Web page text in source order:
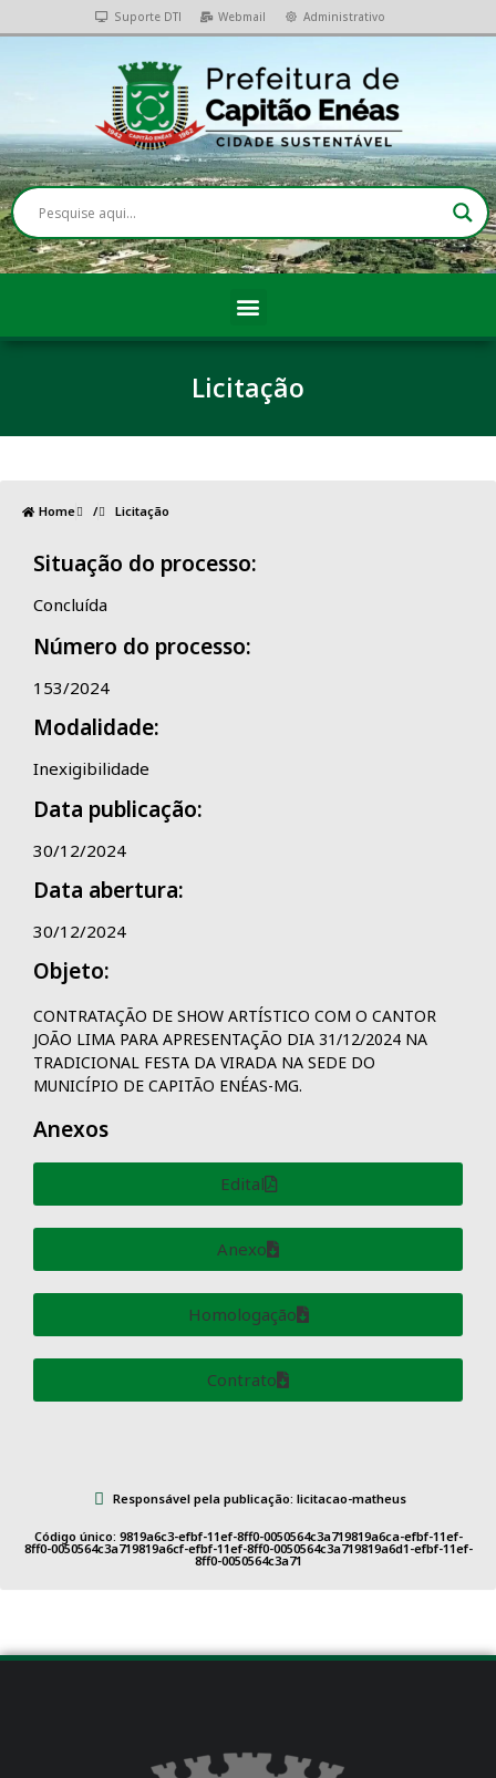
Suporte DTI Webmail Administrativo
Licitação
Home / Licitação
Situação do processo:
Concluída
Número do processo:
153/2024
Modalidade:
Inexigibilidade
Data publicação:
30/12/2024
Data abertura:
30/12/2024
Objeto:
CONTRATAÇÃO DE SHOW ARTÍSTICO COM O CANTOR
JOÃO LIMA PARA APRESENTAÇÃO DIA 31/12/2024 NA
TRADICIONAL FESTA DA VIRADA NA SEDE DO
MUNICÍPIO DE CAPITÃO ENÉAS-MG.
Anexos
Edital
Anexo
Homologação
Contrato
Responsável pela publicação: licitacao-matheus
Código único: 9819a6c3-efbf-11ef-8ff0-0050564c3a719819a6ca-efbf-11ef-
8ff0-0050564c3a719819a6cf-efbf-11ef-8ff0-0050564c3a719819a6d1-efbf-11ef-
8ff0-0050564c3a71